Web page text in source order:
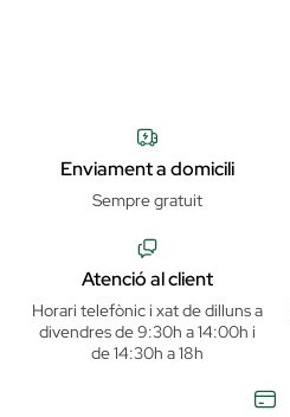
Enviament a domicili
Sempre gratuit
Atenció al client
Horari telefònic i xat de dilluns a
divendres de 9:30h a 14:00h i
de 14:30h a 18h